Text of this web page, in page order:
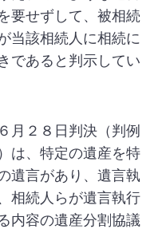
要せずして、被相続
当該相続人に相続に
であると判示してい
月２８日判決（判例
は、特定の遺産を特
遺言があり、遺言執
相続人らが遺言執行
内容の遺産分割協議